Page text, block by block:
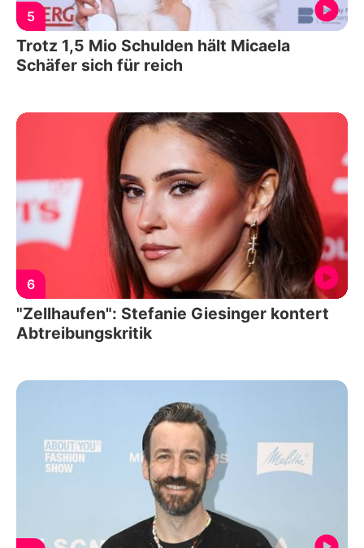
5
Trotz 1,5 Mio Schulden hält Micaela
Schäfer sich für reich
6
"Zellhaufen": Stefanie Giesinger kontert
Abtreibungskritik